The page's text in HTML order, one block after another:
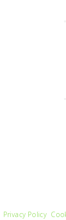
Privacy Policy